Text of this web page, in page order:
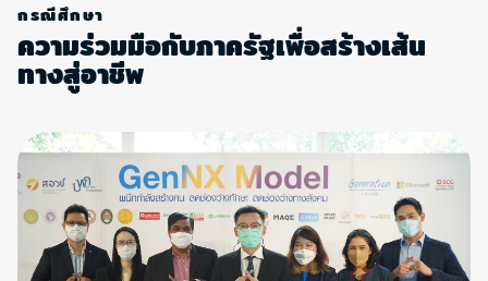
กรณีศึกษา
ความร่วมมือกับภาครัฐเพื่อสร้างเส้น
ทางสู่อาชีพ